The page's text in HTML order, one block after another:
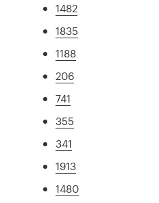
1482
1835
1188
206
741
355
341
1913
1480